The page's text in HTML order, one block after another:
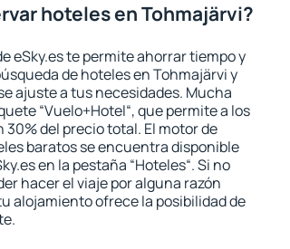
hoteles en Tohmajärvi?
eSky.es te permite ahorrar tiempo y
de hoteles en Tohmajärvi y
ajuste a tus necesidades. Mucha
“Vuelo+Hotel“, que permite a los
del precio total. El motor de
baratos se encuentra disponible
en la pestaña “Hoteles“. Si no
hacer el viaje por alguna razón
alojamiento ofrece la posibilidad de